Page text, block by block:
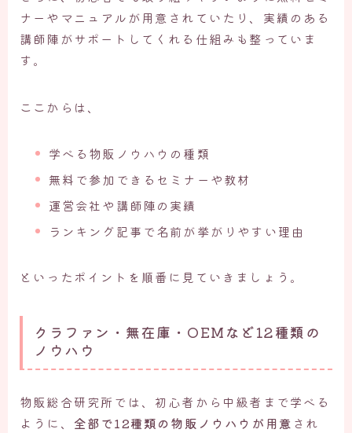
ナーやマニュアルが用意されていたり、実績のある
講師陣がサポートしてくれる仕組みも整っていま
す。
ここからは、
学べる物販ノウハウの種類
無料で参加できるセミナーや教材
運営会社や講師陣の実績
ランキング記事で名前が挙がりやすい理由
といったポイントを順番に見ていきましょう。
クラファン・無在庫・OEMなど12種類の
ノウハウ
物販総合研究所では、初心者から中級者まで学べる
ように、 全部で12種類の物販ノウハウが用意 され